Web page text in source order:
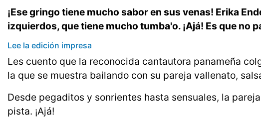
¡Ese gringo tiene mucho sabor en sus venas! Erika
izquierdos, que tiene mucho tumba'o. ¡Ajá! Es que no
Lee la edición impresa
Les cuento que la reconocida cantautora panameña
la que se muestra bailando con su pareja vallenato,
Desde pegaditos y sonrientes hasta sensuales, la
pista. ¡Ajá!